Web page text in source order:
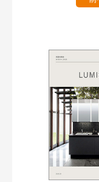
キーワード検索（
おすすめハッシュ
まずはここから（6）
リフォームおすすめ（
補助金・優遇制度を知
カテゴリー